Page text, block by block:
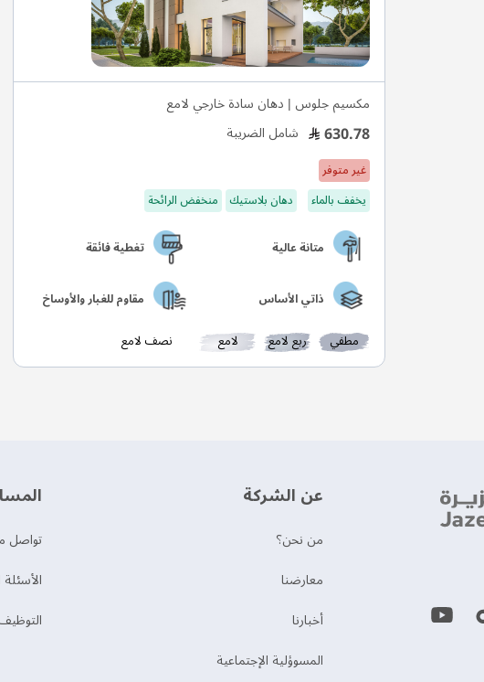
مكسيم جلوس | دهان سادة خارجي لامع
630.78 شامل الضريبة
غير متوفر
يخفف بالماء
دهان بلاستيك منخفض الرائحة
متانة عالية تغطية فائقة
ذاتي الأساس مقاوم للغبار والأوساخ
مطفي ربع لامع لامع نصف لامع
عن الشركة
من نحن؟
‫معارضنا‬
‫أخبارنا‬
المسوؤلية الإجتماعية
تواصل